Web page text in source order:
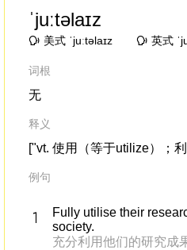
ˈjuːtəlaɪz
美式 ˈjuːtəlaɪz 英式
词根
无
释义
["vt. 使用（等于utilize）；
例句
Fully utilise their
society.
充分利用他们的研究成